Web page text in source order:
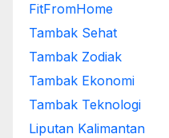
FitFromHome
Tambak Sehat
Tambak Zodiak
Tambak Ekonomi
Tambak Teknologi
Liputan Kalimantan